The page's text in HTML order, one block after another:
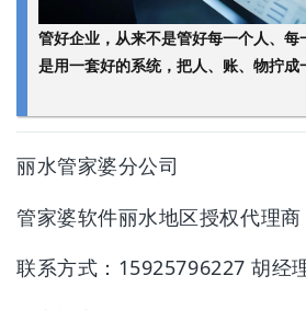
管好企业，从来不是管好每一个人、
是用一套好的系统，把人、账、物拧成
丽水管家婆分公司
管家婆软件丽水地区授权代理商
联系方式：15925796227 胡经